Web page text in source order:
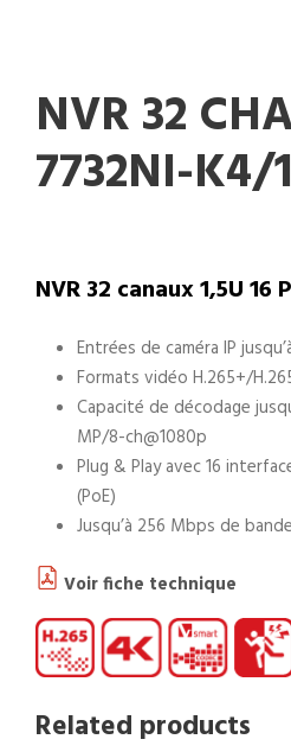
NVR 32
7732NI-K4/
NVR 32 canaux 1,5U 16
Entrées de caméra IP
Formats vidéo H.265+/
Capacité de décodage
MP/8-ch@1080p
Plug & Play avec 16
(PoE)
Jusqu’à 256 Mbps de
Voir fiche technique
Related products